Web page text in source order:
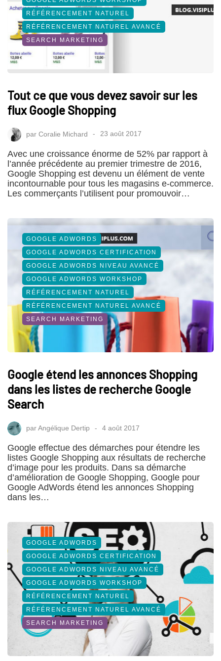
RÉFÉRENCEMENT NATUREL
RÉFÉRENCEMENT NATUREL AVANCÉ
SEARCH MARKETING
Tout ce que vous devez savoir sur les
flux Google Shopping
par Coralie Michard 23 août 2017
Avec une croissance énorme de 52% par rapport à
l’année précédente au premier trimestre de 2016,
Google Shopping est devenu un élément de vente
incontournable pour tous les magasins e-commerce.
Les commerçants l’utilisent pour promouvoir…
GOOGLE ADWORDS
GOOGLE ADWORDS CERTIFICATION
GOOGLE ADWORDS NIVEAU AVANCÉ
GOOGLE ADWORDS WORKSHOP
RÉFÉRENCEMENT NATUREL
RÉFÉRENCEMENT NATUREL AVANCÉ
SEARCH MARKETING
Google étend les annonces Shopping
dans les listes de recherche Google
Search
parAngélique Dertip 4 août 2017
Google effectue des démarches pour étendre les
listes Google Shopping aux résultats de recherche
d’image pour les produits. Dans sa démarche
d’amélioration de Google Shopping, Google pour
Google AdWords étend les annonces Shopping
dans les…
GOOGLE ADWORDS
GOOGLE ADWORDS CERTIFICATION
GOOGLE ADWORDS NIVEAU AVANCÉ
GOOGLE ADWORDS WORKSHOP
RÉFÉRENCEMENT NATUREL
RÉFÉRENCEMENT NATUREL AVANCÉ
SEARCH MARKETING